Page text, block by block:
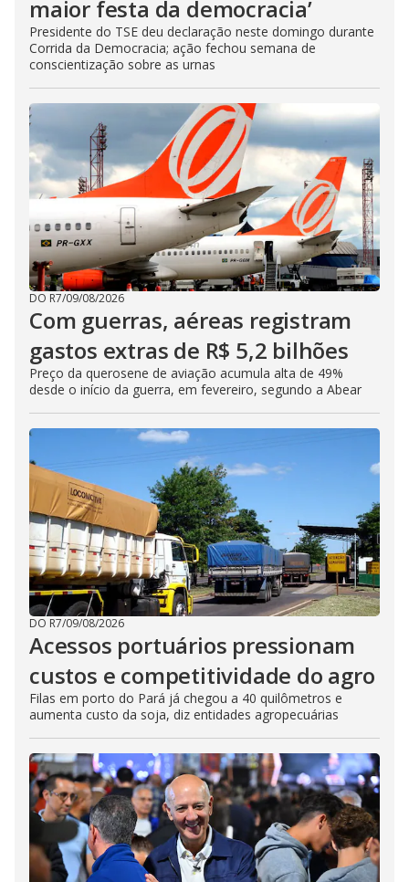
maior festa da democracia’
Presidente do TSE deu declaração neste domingo durante
Corrida da Democracia; ação fechou semana de
conscientização sobre as urnas
DO R7/09/08/2026
Com guerras, aéreas registram
gastos extras de R$ 5,2 bilhões
Preço da querosene de aviação acumula alta de 49%
desde o início da guerra, em fevereiro, segundo a Abear
DO R7/09/08/2026
Acessos portuários pressionam
custos e competitividade do agro
Filas em porto do Pará já chegou a 40 quilômetros e
aumenta custo da soja, diz entidades agropecuárias